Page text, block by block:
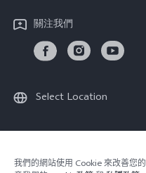
關注我們
Select Location
© 2026 vivo Mobile
我們的網站使用 Cookie 來改善您